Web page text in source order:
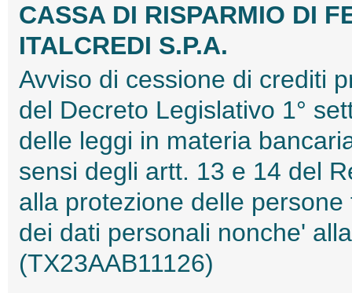
CASSA DI RISPARMIO DI
ITALCREDI S.P.A.
Avviso di cessione di crediti
del Decreto Legislativo 1°
delle leggi in materia
sensi degli artt. 13 e 14 del
alla protezione delle
dei dati personali nonche'
(TX23AAB11126)